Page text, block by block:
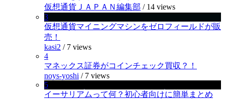
仮想通貨ＪＡＰＡＮ編集部 / 14 views
3
仮想通貨マイニングマシンをゼロフィールドが販
売！
kasi2 / 7 views
4
マネックス証券がコインチェック買収？！
noys-yoshi / 7 views
5
イーサリアムって何？初心者向けに簡単まとめ